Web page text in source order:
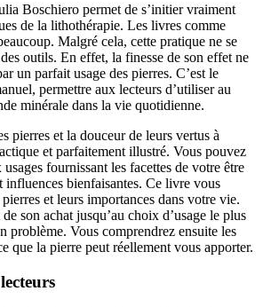
Boschiero permet de s’initier vraiment
de la lithothérapie. Les livres comme
Malgré cela, cette pratique ne se
outils. En effet, la finesse de son effet ne
un parfait usage des pierres. C’est le
permettre aux lecteurs d’utiliser au
minérale dans la vie quotidienne.
pierres et la douceur de leurs vertus à
et parfaitement illustré. Vous pouvez
fournissant les facettes de votre être
influences bienfaisantes. Ce livre vous
et leurs importances dans votre vie.
son achat jusqu’au choix d’usage le plus
problème. Vous comprendrez ensuite les
que la pierre peut réellement vous apporter.